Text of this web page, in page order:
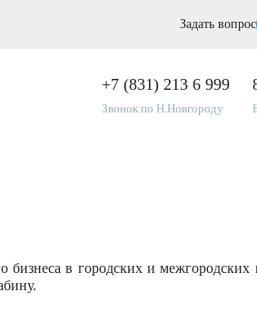
Задать вопрос
+7 (831) 213 6 999
Звонок по Н.Новгороду
бизнеса в городских и межгородских